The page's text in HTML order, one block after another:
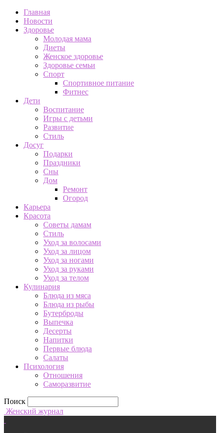
Главная
Новости
Здоровье
Молодая мама
Диеты
Женское здоровье
Здоровье семьи
Спорт
Спортивное питание
Фитнес
Дети
Воспитание
Игры с детьми
Развитие
Стиль
Досуг
Подарки
Праздники
Сны
Дом
Ремонт
Огород
Карьера
Красота
Советы дамам
Стиль
Уход за волосами
Уход за лицом
Уход за ногами
Уход за руками
Уход за телом
Кулинария
Блюда из мяса
Блюда из рыбы
Бутерброды
Выпечка
Десерты
Напитки
Первые блюда
Салаты
Психология
Отношения
Саморазвитие
Поиск
Женский журнал